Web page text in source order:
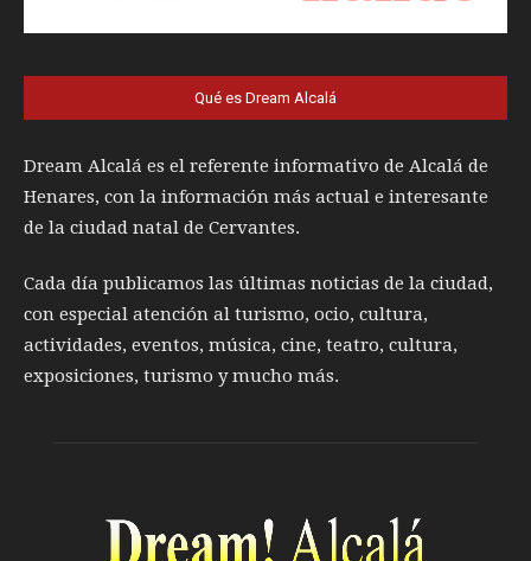
Qué es Dream Alcalá
Dream Alcalá es el referente informativo de Alcalá de
Henares, con la información más actual e interesante
de la ciudad natal de Cervantes.
Cada día publicamos las últimas noticias de la ciudad,
con especial atención al turismo, ocio, cultura,
actividades, eventos, música, cine, teatro, cultura,
exposiciones, turismo y mucho más.